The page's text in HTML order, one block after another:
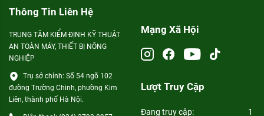
Thông Tin Liên Hệ
TRUNG TÂM KIỂM ĐỊNH KỸ THUẬT
AN TOÀN MÁY, THIẾT BỊ NÔNG
NGHIỆP
Trụ sở chính: Số 54 ngõ 102
đường Trường Chinh, phường Kim
Liên, thành phố Hà Nội.
Mạng Xã Hội
Lượt Truy Cập
Đang truy cập: 1